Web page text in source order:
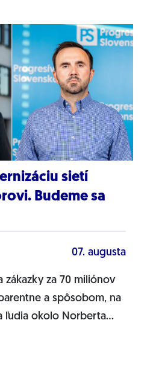
sietí
Budeme sa
07. augusta
zákazky za 70 miliónov
a spôsobom, na
ľudia okolo Norberta